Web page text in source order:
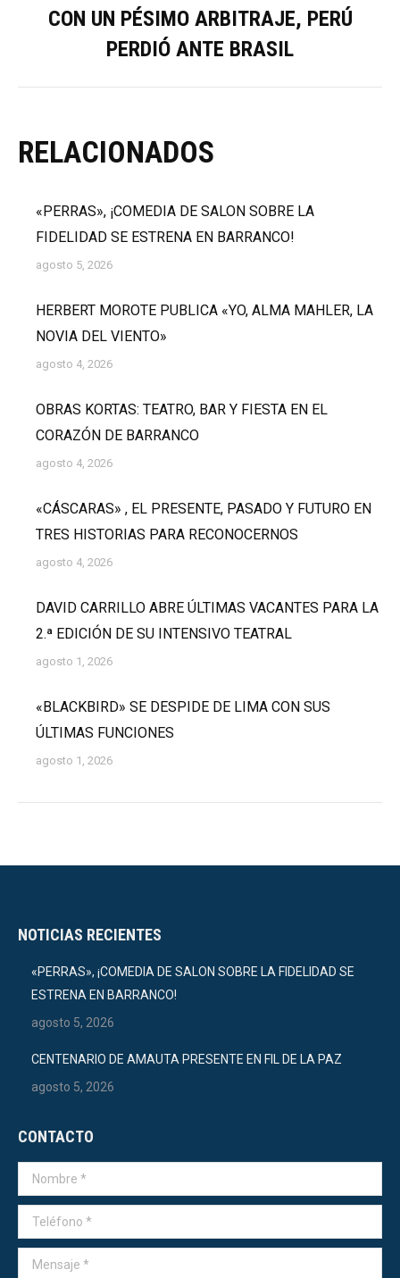
siguiente:
CON UN PÉSIMO ARBITRAJE, PERÚ
PERDIÓ ANTE BRASIL
RELACIONADOS
«PERRAS», ¡COMEDIA DE SALON SOBRE LA
FIDELIDAD SE ESTRENA EN BARRANCO!
agosto 5, 2026
HERBERT MOROTE PUBLICA «YO, ALMA MAHLER, LA
NOVIA DEL VIENTO»
agosto 4, 2026
OBRAS KORTAS: TEATRO, BAR Y FIESTA EN EL
CORAZÓN DE BARRANCO
agosto 4, 2026
«CÁSCARAS» , EL PRESENTE, PASADO Y FUTURO EN
TRES HISTORIAS PARA RECONOCERNOS
agosto 4, 2026
DAVID CARRILLO ABRE ÚLTIMAS VACANTES PARA LA
2.ª EDICIÓN DE SU INTENSIVO TEATRAL
agosto 1, 2026
«BLACKBIRD» SE DESPIDE DE LIMA CON SUS
ÚLTIMAS FUNCIONES
agosto 1, 2026
NOTICIAS RECIENTES
«PERRAS», ¡COMEDIA DE SALON SOBRE LA FIDELIDAD SE
ESTRENA EN BARRANCO!
agosto 5, 2026
CENTENARIO DE AMAUTA PRESENTE EN FIL DE LA PAZ
agosto 5, 2026
CONTACTO
Nombre *
Teléfono *
Mensaje *